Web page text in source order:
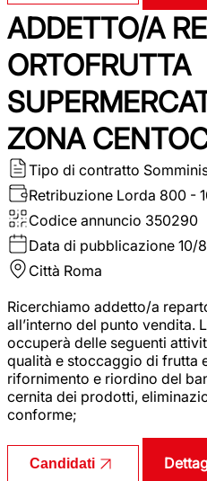
ADDETTO/A
ORTOFRUTTA
ZONA
Tipo di contratto
Retribuzione Lorda 800 -
Codice annuncio 350290
Data di pubblicazione 10/
Città Roma
Ricerchiamo addetto/a
all’interno del punto vendita.
occuperà delle seguenti
qualità e stoccaggio di frutta
rifornimento e riordino del
cernita dei prodotti,
conforme;
Candidati